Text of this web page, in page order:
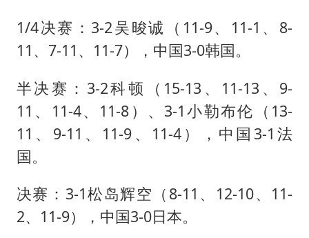
1/4决赛：3-2吴晙诚（11-9、11-1、8-
11、7-11、11-7），中国3-0韩国。
半决赛：3-2科顿（15-13、11-13、9-
11、11-4、11-8）、3-1 小勒布伦 （13-
11、9-11、11-9、11-4），中国3-1法
国。
决赛：3-1松岛辉空 （8-11、12-10、11-
2、11-9），中国3-0日本。